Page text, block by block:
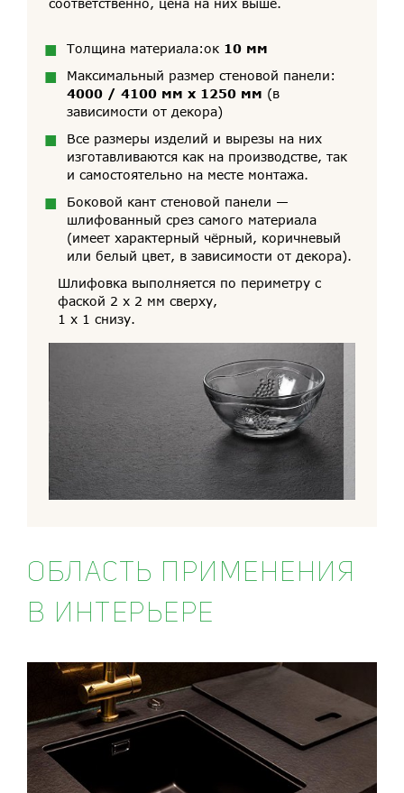
соответственно, цена на них выше.
Толщина материала:ок 10 мм
Максимальный размер стеновой панели:
4000 / 4100 мм х 1250 мм (в
зависимости от декора)
Все размеры изделий и вырезы на них
изготавливаются как на производстве, так
и самостоятельно на месте монтажа.
Боковой кант стеновой панели —
шлифованный срез самого материала
(имеет характерный чёрный, коричневый
или белый цвет, в зависимости от декора).
Шлифовка выполняется по периметру с
фаской 2 х 2 мм сверху,
1 х 1 снизу.
ОБЛАСТЬ ПРИМЕНЕНИЯ
В ИНТЕРЬЕРЕ